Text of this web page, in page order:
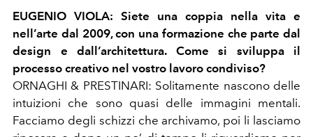
EUGENIO VIOLA: Siete una coppia nella vita e
nell’arte dal 2009, con una formazione che parte dal
design e dall’architettura. Come si sviluppa il
processo creativo nel vostro lavoro condiviso?
ORNAGHI & PRESTINARI: Solitamente nascono delle
intuizioni che sono quasi delle immagini mentali.
Facciamo degli schizzi che archivamo, poi li lasciamo